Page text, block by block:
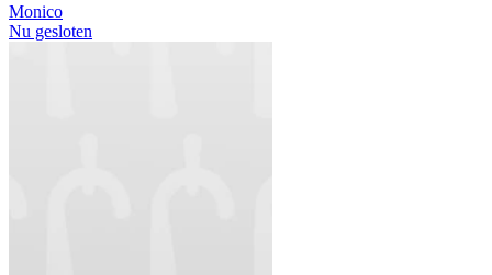
Monico
Nu gesloten